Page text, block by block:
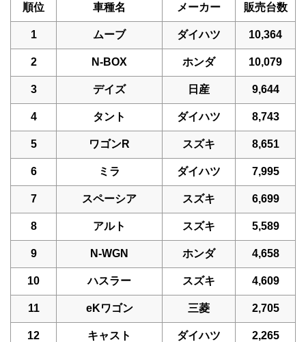
順位 車種名 メーカー 販売台数
1 ムーブ ダイハツ 10,364
2 N-BOX ホンダ 10,079
3 デイズ 日産 9,644
4 タント ダイハツ 8,743
5 ワゴンR スズキ 8,651
6 ミラ ダイハツ 7,995
7 スペーシア スズキ 6,699
8 アルト スズキ 5,589
9 N-WGN ホンダ 4,658
10 ハスラー スズキ 4,609
11 eKワゴン 三菱 2,705
12 キャスト ダイハツ 2,265